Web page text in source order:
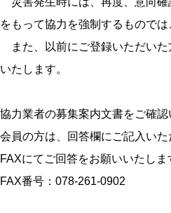
をもって協力を強制するものでは
また、以前にご登録いただいた
いたします。
協力業者の募集案内文書をご確
会員の方は、回答欄にご記入い
FAXにてご回答をお願いいたしま
FAX番号：078-261-0902